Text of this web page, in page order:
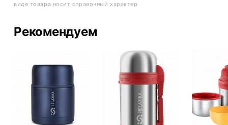
виде товара носит справочный характер
Рекомендуем